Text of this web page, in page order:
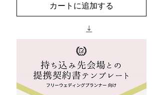
カートに追加する